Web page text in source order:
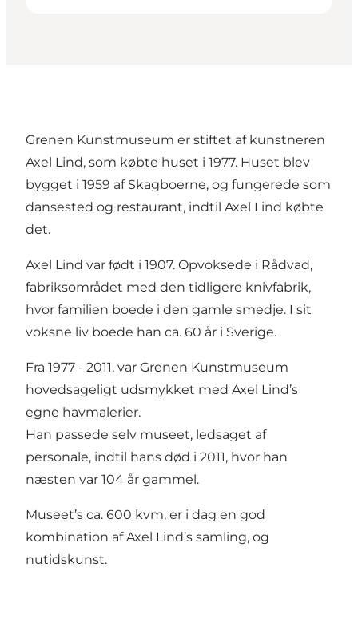
Grenen Kunstmuseum er stiftet af kunstneren
Axel Lind, som købte huset i 1977. Huset blev
bygget i 1959 af Skagboerne, og fungerede som
dansested og restaurant, indtil Axel Lind købte
det.
Axel Lind var født i 1907. Opvoksede i Rådvad,
fabriksområdet med den tidligere knivfabrik,
hvor familien boede i den gamle smedje. I sit
voksne liv boede han ca. 60 år i Sverige.
Fra 1977 - 2011, var Grenen Kunstmuseum
hovedsageligt udsmykket med Axel Lind’s
egne havmalerier.
Han passede selv museet, ledsaget af
personale, indtil hans død i 2011, hvor han
næsten var 104 år gammel.
Museet’s ca. 600 kvm, er i dag en god
kombination af Axel Lind’s samling, og
nutidskunst.